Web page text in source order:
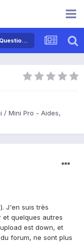
Sony Ericsson Xperia Mini / Mini Pro - Aides, Questions & Réponses
/ Mini Pro - Aides,
J'en suis très
quelques autres
est down, et
forum, ne sont plus